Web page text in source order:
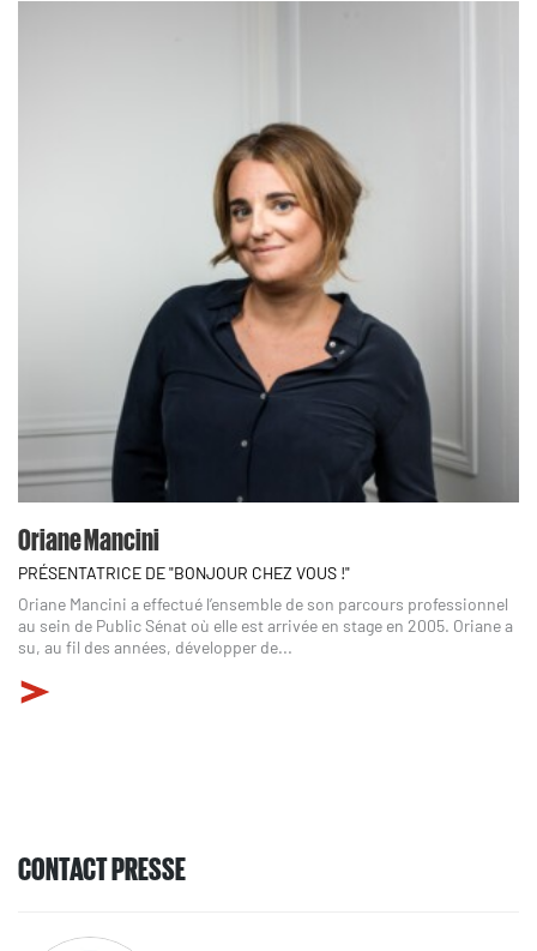
Oriane Mancini
PRÉSENTATRICE DE "BONJOUR CHEZ VOUS !"
Oriane Mancini a effectué l’ensemble de son parcours professionnel
au sein de Public Sénat où elle est arrivée en stage en 2005. Oriane a
su, au fil des années, développer de...
CONTACT PRESSE